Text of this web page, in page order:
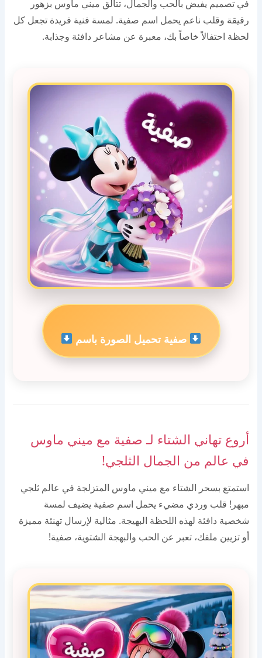
في تصميم يفيض بالحب والجمال، تتألق ميني ماوس بزهور
رقيقة وقلب ناعم يحمل اسم صفية. لمسة فنية فريدة تجعل كل
لحظة احتفالاً خاصاً بك، معبرة عن مشاعر دافئة وجذابة.
صفية تحميل الصورة باسم
أروع تهاني الشتاء لـ صفية مع ميني ماوس
في عالم من الجمال الثلجي!
استمتع بسحر الشتاء مع ميني ماوس المتزلجة في عالم ثلجي
مبهر! قلب وردي مضيء يحمل اسم صفية يضيف لمسة
شخصية دافئة لهذه اللحظة البهيجة. مثالية لإرسال تهنئة مميزة
أو تزيين ملفك، تعبر عن الحب والبهجة الشتوية، صفية!